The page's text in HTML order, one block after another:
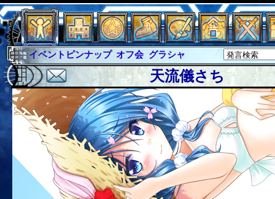
オフ会 グラシャ グラシャ・ラボラス
グローバルジャスティス
サイキックハーツ
サイキックハーツ大戦 シュラウド ソロモン
ファイナル
アブソーバー イベピン
イベントピンナップ
天流儀さち